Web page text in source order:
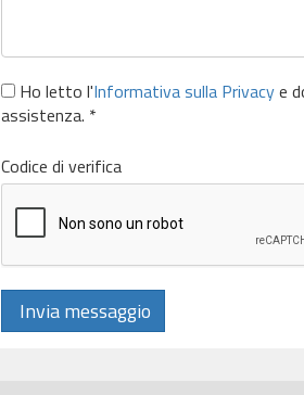
Ho letto l'Informativa sulla Privacye
assistenza. *
Codice di verifica
Invia messaggio